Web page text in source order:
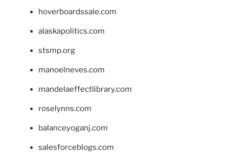
hoverboardssale.com
alaskapolitics.com
stsmp.org
manoelneves.com
mandelaeffectlibrary.com
roselynns.com
balanceyoganj.com
salesforceblogs.com